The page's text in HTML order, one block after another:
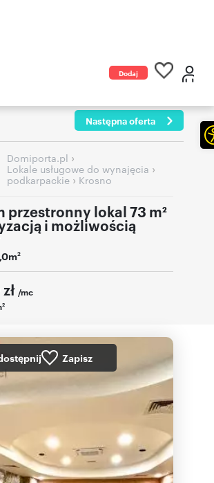
Dodaj
Następna oferta
Domiporta.pl ›
Lokale usługowe do wynajęcia ›
podkarpackie › Krosno
przestronny lokal 73 m²
i możliwością
2
zł /mc
2
Zapisz